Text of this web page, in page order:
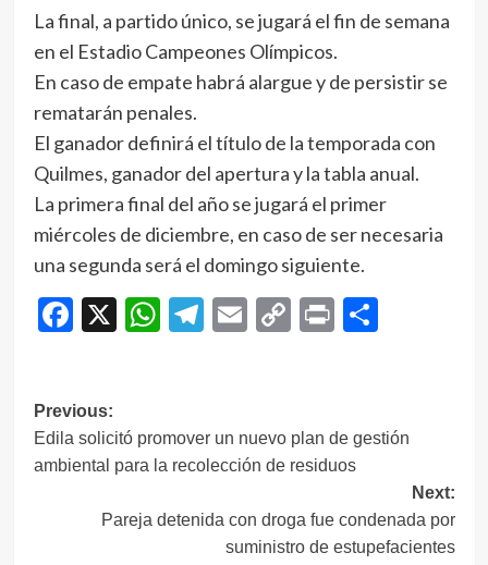
La final, a partido único, se jugará el fin de semana
en el Estadio Campeones Olímpicos.
En caso de empate habrá alargue y de persistir se
rematarán penales.
El ganador definirá el título de la temporada con
Quilmes, ganador del apertura y la tabla anual.
La primera final del año se jugará el primer
miércoles de diciembre, en caso de ser necesaria
una segunda será el domingo siguiente.
Facebook
X WhatsApp
Telegram
EmailCopy
Print
Navegación
de
entradas
Previous:
Edila solicitó promover un nuevo plan de gestión
ambiental para la recolección de residuos
Next:
Pareja detenida con droga fue condenada por
suministro de estupefacientes